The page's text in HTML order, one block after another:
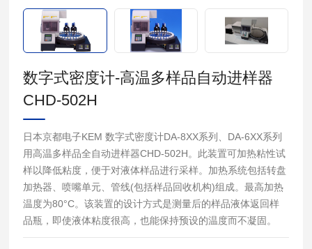
数字式密度计-高温多样品自动进样器
CHD-502H
日本京都电子KEM 数字式密度计DA-8XX系列、DA-6XX系列
用高温多样品全自动进样器CHD-502H。此装置可加热粘性试
样以降低粘度，便于对液体样品进行采样。加热系统包括转盘
加热器、喷嘴单元、管线(包括样品回收机构)组成。最高加热
温度为80°C。该装置的设计方式是测量后的样品液体返回样
品瓶，即使液体粘度很高，也能保持预设的温度而不凝固。